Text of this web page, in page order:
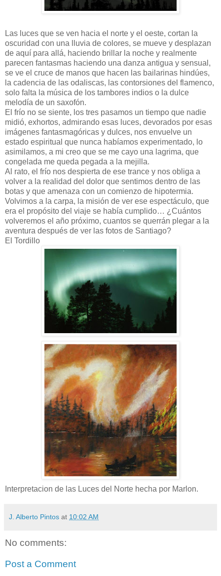
Las luces que se ven hacia el norte y el oeste, cortan la
oscuridad con una lluvia de colores, se mueve y desplazan
de aquí para allá, haciendo brillar la noche y realmente
parecen fantasmas haciendo una danza antigua y sensual,
se ve el cruce de manos que hacen las bailarinas hindúes,
la cadencia de las odaliscas, las contorsiones del flamenco,
solo falta la música de los tambores indios o la dulce
melodía de un saxofón.
El frío no se siente, los tres pasamos un tiempo que nadie
midió, exhortos, admirando esas luces, devorados por esas
imágenes fantasmagóricas y dulces, nos envuelve un
estado espiritual que nunca habíamos experimentado, lo
asimilamos, a mi creo que se me cayo una lagrima, que
congelada me queda pegada a la mejilla.
Al rato, el frío nos despierta de ese trance y nos obliga a
volver a la realidad del dolor que sentimos dentro de las
botas y que amenaza con un comienzo de hipotermia.
Volvimos a la carpa, la misión de ver ese espectáculo, que
era el propósito del viaje se había cumplido… ¿Cuántos
volveremos el año próximo, cuantos se querrán plegar a la
aventura después de ver las fotos de Santiago?
El Tordillo
Interpretacion de las Luces del Norte hecha por Marlon.
J. Alberto Pintos at 10:02 AM
No comments:
Post a Comment